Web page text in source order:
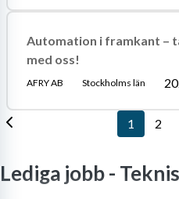
Automation i framkant –
med oss!
AFRY AB Stockholms län
1 2
Lediga jobb -